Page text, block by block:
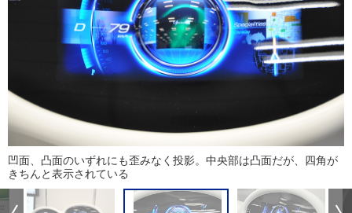
凹面、凸面のいずれにも歪みなく投影。中央部は凸面だが、四角が
きちんと表示されている